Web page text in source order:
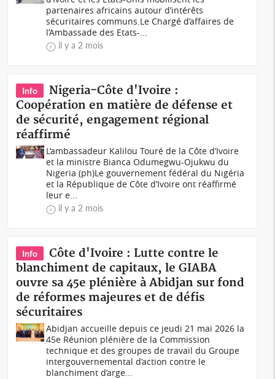
partenaires africains autour d’intérêts
sécuritaires communs.Le Chargé d’affaires de
l’Ambassade des Etats-...
il y a 2 mois
Info
Nigeria-Côte d'Ivoire :
Coopération en matière de défense et
de sécurité, engagement régional
réaffirmé
L’ambassadeur Kalilou Touré de la Côte d’Ivoire
et la ministre Bianca Odumegwu-Ojukwu du
Nigeria (ph)Le gouvernement fédéral du Nigéria
et la République de Côte d’Ivoire ont réaffirmé
leur e...
il y a 2 mois
Info
Côte d'Ivoire : Lutte contre le
blanchiment de capitaux, le GIABA
ouvre sa 45e plénière à Abidjan sur fond
de réformes majeures et de défis
sécuritaires
Abidjan accueille depuis ce jeudi 21 mai 2026 la
45e Réunion plénière de la Commission
technique et des groupes de travail du Groupe
intergouvernemental d’action contre le
blanchiment d’arge...